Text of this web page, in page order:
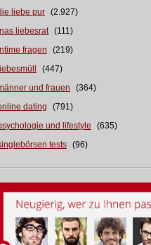
liebe pur (2.927)
liebesrat (111)
fragen
(219)
liebesmüll
(447)
und frauen
(364)
dating
(791)
und lifestyle
(635)
tests (96)